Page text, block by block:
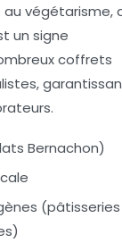
végétarisme,
un signe
coffrets
Bernachon)
(pâtisseries